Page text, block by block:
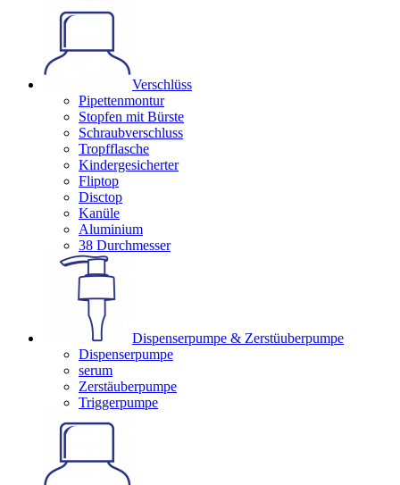
Verschlüss
Pipettenmontur
Stopfen mit Bürste
Schraubverschluss
Tropfflasche
Kindergesicherter
Fliptop
Disctop
Kanüle
Aluminium
38 Durchmesser
Dispenserpumpe & Zerstüuberpumpe
Dispenserpumpe
serum
Zerstäuberpumpe
Triggerpumpe